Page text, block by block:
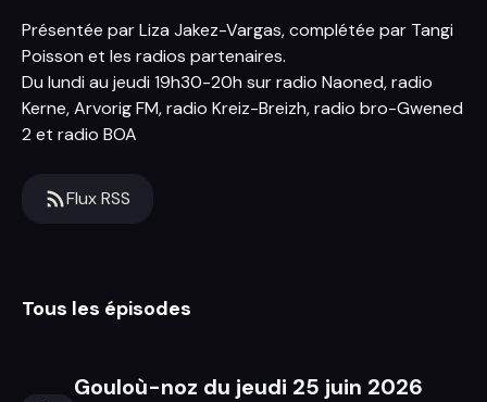
Présentée par Liza Jakez-Vargas, complétée par Tangi
Poisson et les radios partenaires.
Du lundi au jeudi 19h30-20h sur radio Naoned, radio
Kerne, Arvorig FM, radio Kreiz-Breizh, radio bro-Gwened
2 et radio BOA
Flux RSS
Tous les épisodes
Gouloù-noz du jeudi 25 juin 2026